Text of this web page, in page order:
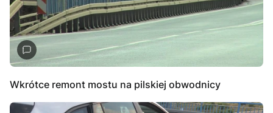
Wkrótce remont mostu na pilskiej obwodnicy